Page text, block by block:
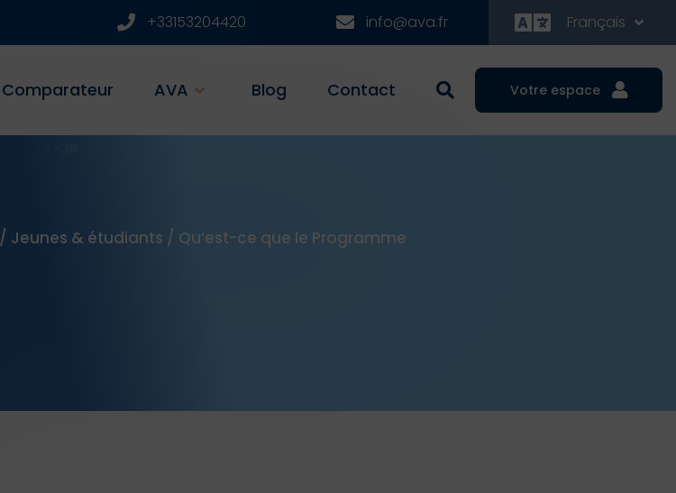
+33153204420 info@ava.fr Français
Comparateur AVA Blog Contact Votre espace
/ Jeunes & étudiants / Qu’est-ce que le Programme